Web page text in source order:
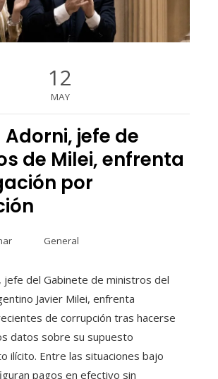
12
MAY
jefe de
de Milei, enfrenta
por
General
jefe del Gabinete de ministros del
Javier Milei, enfrenta
de corrupción tras hacerse
datos sobre su supuesto
ilícito. Entre las situaciones bajo
pagos en efectivo sin